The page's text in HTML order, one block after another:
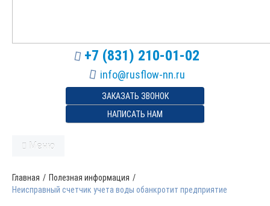
+7 (831) 210-01-02
ЗАКАЗАТЬ ЗВОНОК
НАПИСАТЬ НАМ
Меню
Главная / Полезная информация /
Неисправный счетчик учета воды обанкротит предприятие